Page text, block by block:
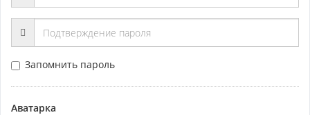
Запомнить пароль
Аватарка